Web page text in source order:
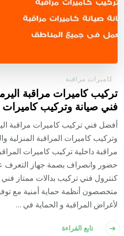
كاميرات مراقبة
فني صيانة وتركيب كاميرات
أفضل فني تركيب كاميرات مراقبة
وتركيب كاميرات المراقبة المنزلية
مراقبة داخلية تركيب كاميرات
حضور وانصراف بصمة جهاز
كنترول فني تركيب بدالات ممتاز فني
متخصصون أنظمة حماية أمنية مع
لأغراض المراقبة و الحماية في …
تابع القراءة